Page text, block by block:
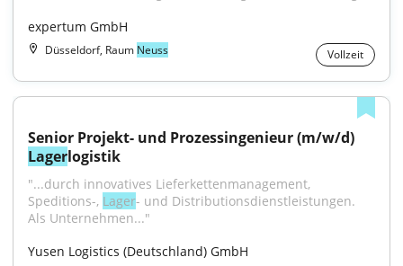
expertum GmbH
Düsseldorf, Raum Neuss Vollzeit
Lagerlogistik
"...durch innovatives Lieferkettenmanagement,
Speditions-, Lager- und Distributionsdienstleistungen.
Als Unternehmen..."
Yusen Logistics (Deutschland) GmbH